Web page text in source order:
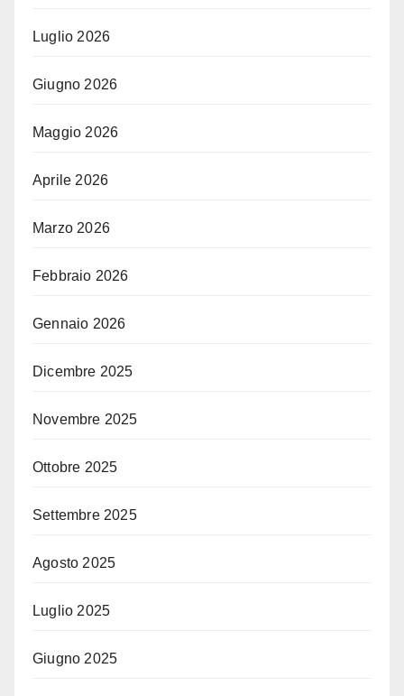
Luglio 2026
Giugno 2026
Maggio 2026
Aprile 2026
Marzo 2026
Febbraio 2026
Gennaio 2026
Dicembre 2025
Novembre 2025
Ottobre 2025
Settembre 2025
Agosto 2025
Luglio 2025
Giugno 2025